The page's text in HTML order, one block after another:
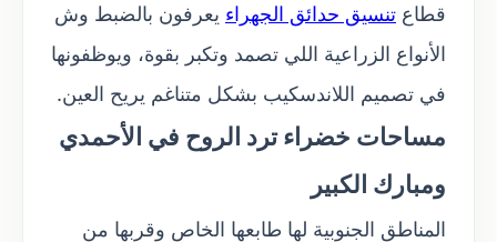
قطاع تنسيق حدائق الجهراء يعرفون بالضبط وش
الأنواع الزراعية اللي تصمد وتكبر بقوة، ويوظفونها
في تصميم اللاندسكيب بشكل متناغم يريح العين.
مساحات خضراء ترد الروح في الأحمدي
ومبارك الكبير
المناطق الجنوبية لها طابعها الخاص وقربها من